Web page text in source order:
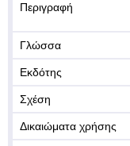
Περιγραφή
Γλώσσα
Εκδότης
Σχέση
Δικαιώματα χρήσης